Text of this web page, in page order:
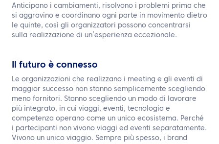
Anticipano i cambiamenti, risolvono i problemi prima che
si aggravino e coordinano ogni parte in movimento dietro
le quinte, così gli organizzatori possono concentrarsi
sulla realizzazione di un’esperienza eccezionale.
Il futuro è connesso
Le organizzazioni che realizzano i meeting e gli eventi di
maggior successo non stanno semplicemente scegliendo
meno fornitori. Stanno scegliendo un modo di lavorare
più integrato, in cui viaggi, eventi, tecnologia e
competenza operano come un unico ecosistema. Perché
i partecipanti non vivono viaggi ed eventi separatamente.
Vivono un unico viaggio. Sempre più spesso, i brand